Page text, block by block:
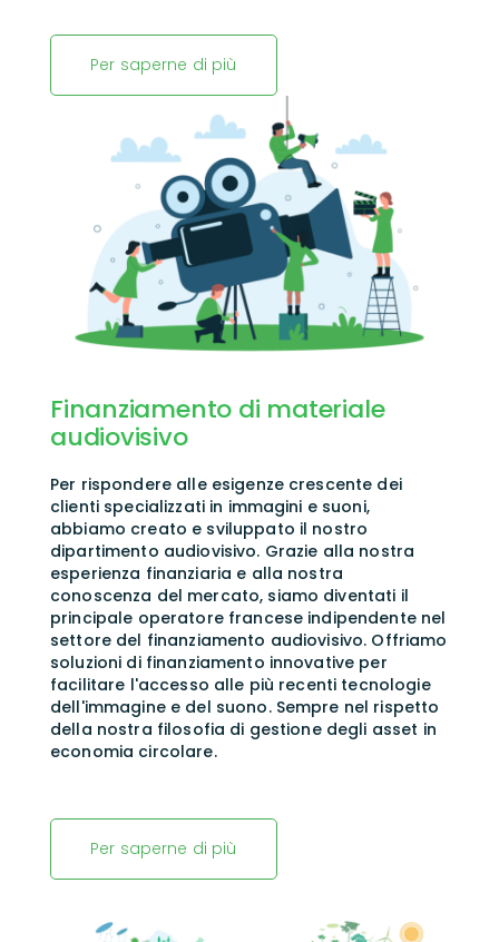
Per saperne di più
Finanziamento di materiale
audiovisivo
Per rispondere alle esigenze crescente dei
clienti specializzati in immagini e suoni,
abbiamo creato e sviluppato il nostro
dipartimento audiovisivo. Grazie alla nostra
esperienza finanziaria e alla nostra
conoscenza del mercato, siamo diventati il
principale operatore francese indipendente nel
settore del finanziamento audiovisivo. Offriamo
soluzioni di finanziamento innovative per
facilitare l'accesso alle più recenti tecnologie
dell'immagine e del suono.Sempre nel rispetto
della nostra filosofia di gestione degli asset in
economia circolare.
Per saperne di più